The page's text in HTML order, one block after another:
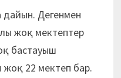
Дегенмен
жоқ мектептер
бастауыш
жоқ 22 мектеп бар.